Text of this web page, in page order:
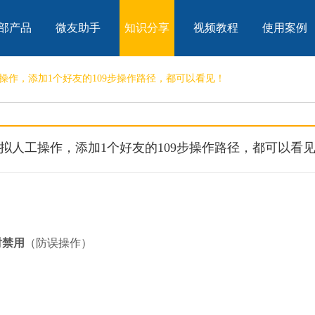
产品 微友助手 知识分享 视频教程 使用案例
作，添加1个好友的109步操作路径，都可以看见！
人工操作，添加1个好友的109步操作路径，都可以看见
用
（防误操作）